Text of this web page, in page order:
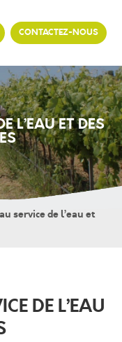
CONTACTEZ-NOUS
L’EAU ET DES
service de l’eau et
DE L’EAU